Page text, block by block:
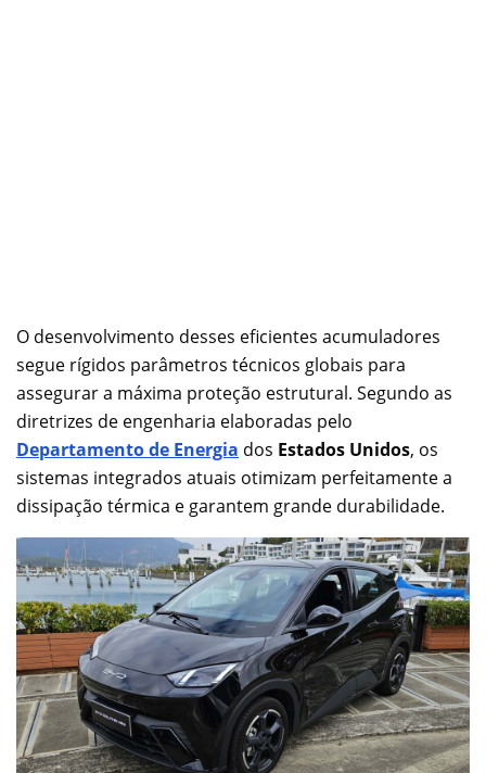
O desenvolvimento desses eficientes acumuladores
segue rígidos parâmetros técnicos globais para
assegurar a máxima proteção estrutural. Segundo as
diretrizes de engenharia elaboradas pelo
Departamento de Energia dos Estados Unidos, os
sistemas integrados atuais otimizam perfeitamente a
dissipação térmica e garantem grande durabilidade.